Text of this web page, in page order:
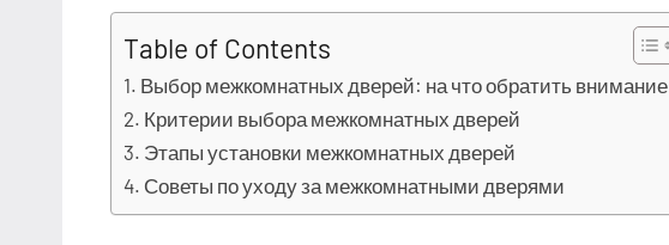
Table of Contents
Выбор межкомнатных дверей: на что обратить внимание
Критерии выбора межкомнатных дверей
Этапы установки межкомнатных дверей
Советы по уходу за межкомнатными дверями